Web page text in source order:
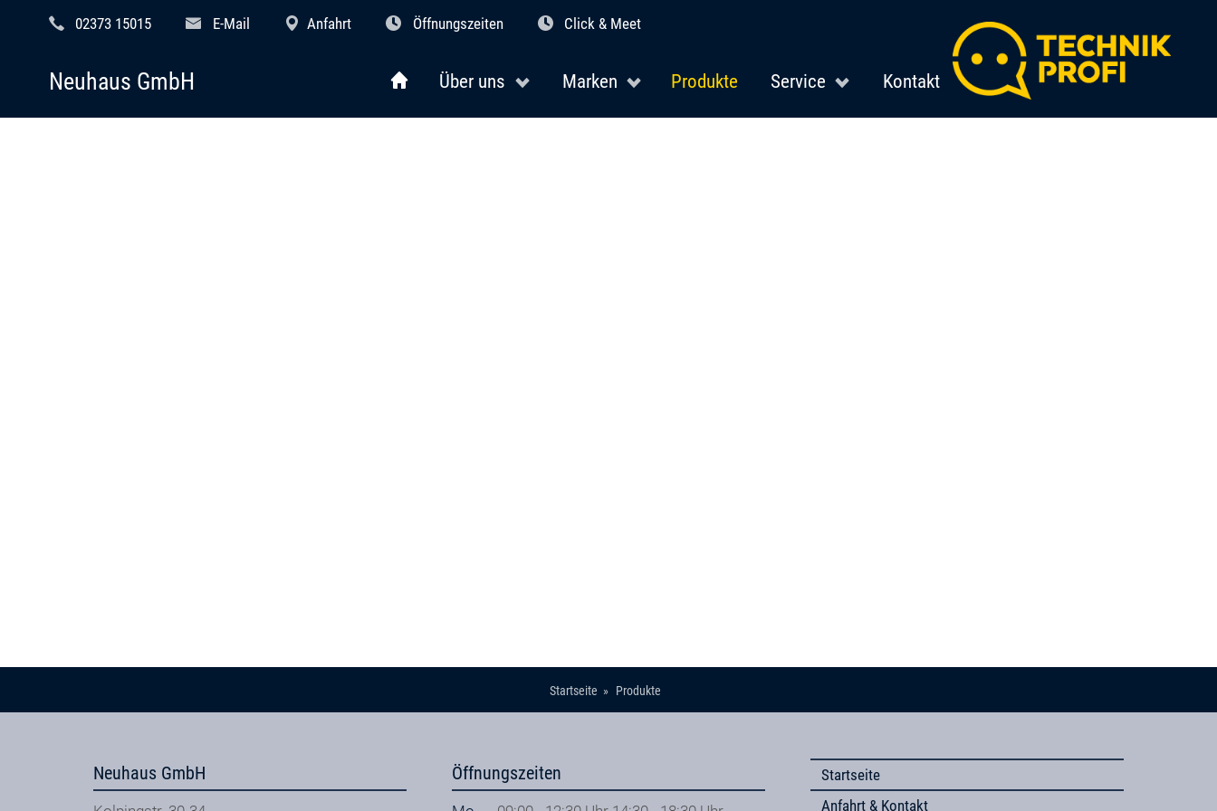
02373 15015 E-Mail Anfahrt Öffnungszeiten Click & Meet
Über uns Marken Produkte Service Kontakt
Neuhaus GmbH
Startseite Produkte
Neuhaus GmbH Öffnungszeiten
Startseite
Anfahrt & Kontakt